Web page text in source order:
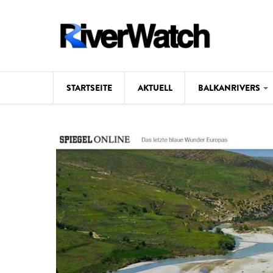
STARTSEITE AKTUELL BALKANRIVERS
Karte
Studien
Fotos
Videos
Aktuell